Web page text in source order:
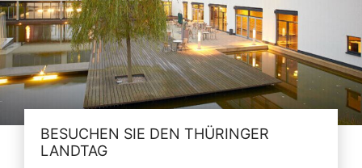
BESUCHEN SIE DEN THÜRINGER
LANDTAG